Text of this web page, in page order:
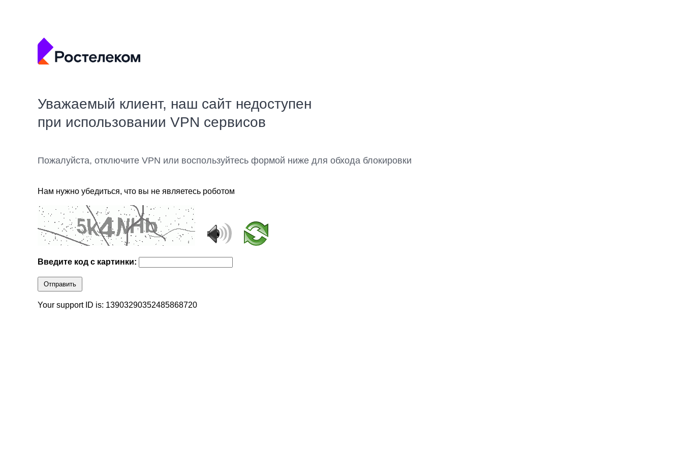
Уважаемый клиент, наш сайт недоступен
при использовании VPN сервисов
Пожалуйста, отключите VPN или воспользуйтесь формой ниже для обхода блокировки
Нам нужно убедиться, что вы не являетесь роботом
Введите код с картинки:
Отправить
Your support ID is: 13903290352485868720